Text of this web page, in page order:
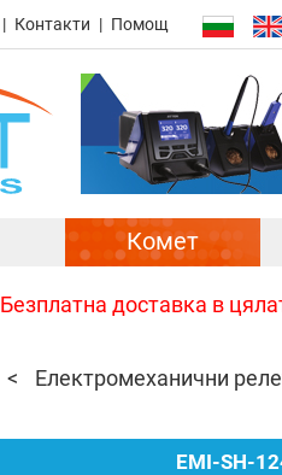
Контакти Помощ
Комет
Безплатна доставка в
Електромеханични
EMI-SH-